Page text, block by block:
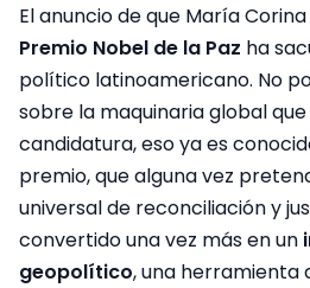
El anuncio de que María
Premio Nobel de la Paz ha
político latinoamericano. No
sobre la maquinaria global
candidatura, eso ya es
premio, que alguna vez
universal de reconciliación y
convertido una vez más en un
geopolítico, una herramienta